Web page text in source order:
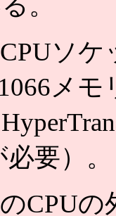
ソケ
メ
要）。
CPUの